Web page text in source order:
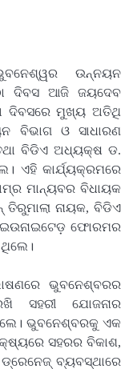
ଉନ୍ନୟନ
ଦିବସ ଆଜି ଜୟଦେବ
ଦିବସରେ ମୁଖ୍ୟ ଅତିଥି
ବିଭାଗ ଓ ସାଧାରଣ
ବିଡିଏ ଅଧ୍ୟକ୍ଷ ଡ.
ଏହି କାର୍ଯ୍ୟକ୍ରମରେ
ମାନ୍ୟବର ବିଧାୟକ
ତିରୁମାଲା ନାୟକ, ବିଡିଏ
ଇଉନାଇଟେଡ଼ ଫୋରମର
ଭୁବନେଶ୍ବରର
ସହରୀ ଯୋଜନାର
ଭୁବନେଶ୍ବରକୁ ଏକ
ସହରର ବିକାଶ,
ବ୍ୟବସ୍ଥାରେ